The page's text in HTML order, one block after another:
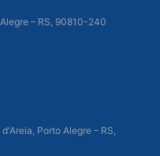
– RS, 90810-240
Porto Alegre – RS,